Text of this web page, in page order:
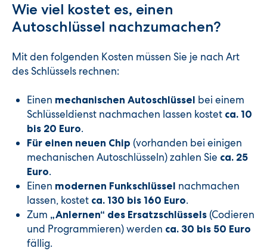
Wie viel kostet es, einen
Autoschlüssel nachzumachen?
Mit den folgenden Kosten müssen Sie je nach Art
des Schlüssels rechnen:
Einen mechanischen Autoschlüssel bei einem
Schlüsseldienst nachmachen lassen kostet ca. 10
bis 20 Euro.
Für einen neuen Chip (vorhanden bei einigen
mechanischen Autoschlüsseln) zahlen Sie ca. 25
Euro.
Einen modernen Funkschlüssel nachmachen
lassen, kostet ca. 130 bis 160 Euro.
Zum „Anlernen“ des Ersatzschlüssels (Codieren
und Programmieren) werden ca. 30 bis 50 Euro
fällig.